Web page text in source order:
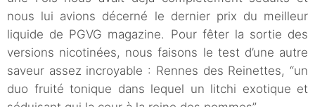
nous lui avions décerné le dernier prix du meilleur
liquide de PGVG magazine. Pour fêter la sortie des
versions nicotinées, nous faisons le test d’une autre
saveur assez incroyable : Rennes des Reinettes, “un
duo fruité tonique dans lequel un litchi exotique et